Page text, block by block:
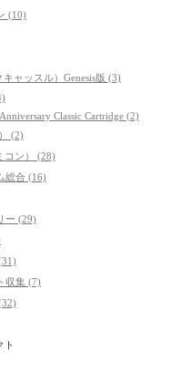
(10)
キャッスル）Genesis版 (3)
Classic Cartridge (2)
(2)
コン） (28)
総合 (16)
ー (29)
収集 (7)
ト